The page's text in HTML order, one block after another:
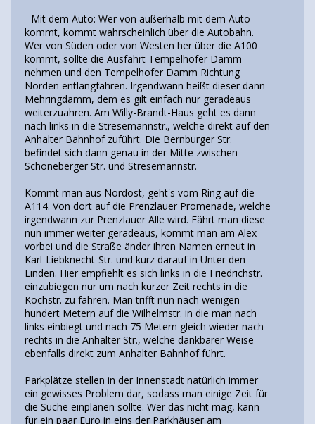
- Mit dem Auto: Wer von außerhalb mit dem Auto
kommt, kommt wahrscheinlich über die Autobahn.
Wer von Süden oder von Westen her über die A100
kommt, sollte die Ausfahrt Tempelhofer Damm
nehmen und den Tempelhofer Damm Richtung
Norden entlangfahren. Irgendwann heißt dieser dann
Mehringdamm, dem es gilt einfach nur geradeaus
weiterzuahren. Am Willy-Brandt-Haus geht es dann
nach links in die Stresemannstr., welche direkt auf den
Anhalter Bahnhof zuführt. Die Bernburger Str.
befindet sich dann genau in der Mitte zwischen
Schöneberger Str. und Stresemannstr.
Kommt man aus Nordost, geht's vom Ring auf die
A114. Von dort auf die Prenzlauer Promenade, welche
irgendwann zur Prenzlauer Alle wird. Fährt man diese
nun immer weiter geradeaus, kommt man am Alex
vorbei und die Straße änder ihren Namen erneut in
Karl-Liebknecht-Str. und kurz darauf in Unter den
Linden. Hier empfiehlt es sich links in die Friedrichstr.
einzubiegen nur um nach kurzer Zeit rechts in die
Kochstr. zu fahren. Man trifft nun nach wenigen
hundert Metern auf die Wilhelmstr. in die man nach
links einbiegt und nach 75 Metern gleich wieder nach
rechts in die Anhalter Str., welche dankbarer Weise
ebenfalls direkt zum Anhalter Bahnhof führt.
Parkplätze stellen in der Innenstadt natürlich immer
ein gewisses Problem dar, sodass man einige Zeit für
die Suche einplanen sollte. Wer das nicht mag, kann
für ein paar Euro in eins der Parkhäuser am